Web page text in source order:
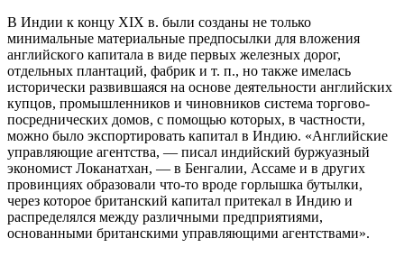
В Индии к концу XIX в. были созданы не только
минимальные материальные предпосылки для вложения
английского капитала в виде первых железных дорог,
отдельных плантаций, фабрик и т. п., но также имелась
исторически развившаяся на основе деятельности английских
купцов, промышленников и чиновников система торгово-
посреднических домов, с помощью которых, в частности,
можно было экспортировать капитал в Индию. «Английские
управляющие агентства, — писал индийский буржуазный
экономист Локанатхан, — в Бенгалии, Ассаме и в других
провинциях образовали что-то вроде горлышка бутылки,
через которое британский капитал притекал в Индию и
распределялся между различными предприятиями,
основанными британскими управляющими агентствами».